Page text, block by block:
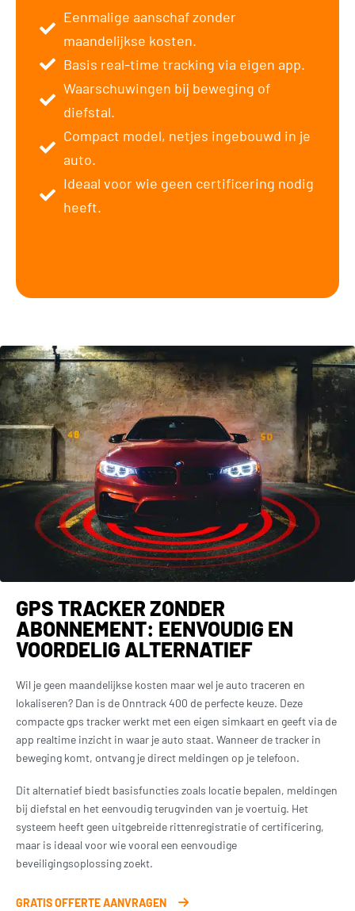
Eenmalige aanschaf zonder
maandelijkse kosten.
Basis real-time tracking via eigen app.
Waarschuwingen bij beweging of
diefstal.
Compact model, netjes ingebouwd in je
auto.
Ideaal voor wie geen certificering nodig
heeft.
GPS TRACKER ZONDER
ABONNEMENT: EENVOUDIG EN
VOORDELIG ALTERNATIEF
Wil je geen maandelijkse kosten maar wel je auto traceren en
lokaliseren? Dan is de Onntrack 400 de perfecte keuze. Deze
compacte gps tracker werkt met een eigen simkaart en geeft via de
app realtime inzicht in waar je auto staat. Wanneer de tracker in
beweging komt, ontvang je direct meldingen op je telefoon.
Dit alternatief biedt basisfuncties zoals locatie bepalen, meldingen
bij diefstal en het eenvoudig terugvinden van je voertuig. Het
systeem heeft geen uitgebreide rittenregistratie of certificering,
maar is ideaal voor wie vooral een eenvoudige
beveiligingsoplossing zoekt.
GRATIS OFFERTE AANVRAGEN